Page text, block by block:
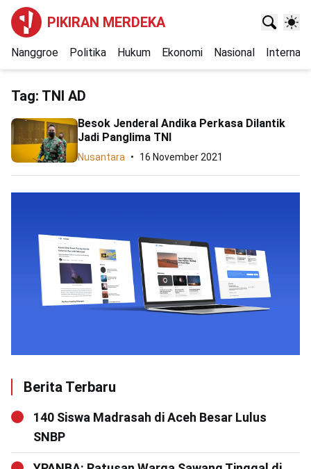
PIKIRAN MERDEKA
Nanggroe Politika Hukum Ekonomi Nasional
Tag: TNI AD
Besok Jenderal Andika Perkasa Dilantik
Jadi Panglima TNI
Nusantara 16 November 2021
Berita Terbaru
140 Siswa Madrasah di Aceh Besar Lulus
SNBP